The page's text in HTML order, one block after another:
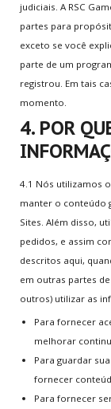
judiciais. A RSC
partes para
exceto se você
parte de um
registrou. Em tais
momento.
4. POR
4.1 Nós utilizamos
manter o conteúdo
Sites. Além disso,
pedidos, e assim
descritos aqui,
em outras partes
outros) utilizar as
Para fornecer
melhorar
Para guardar
fornecer
Para fornecer